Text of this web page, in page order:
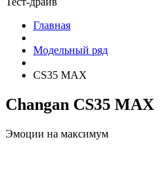
Главная
Модельный ряд
CS35 MAX
Changan CS35 MAX
Эмоции на максимум